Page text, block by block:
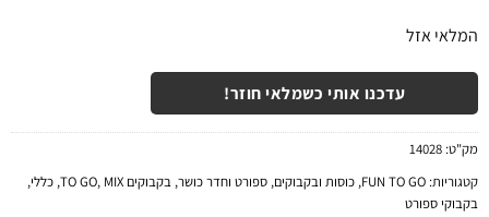
המלאי אזל
עדכנו אותי כשמלאי חוזר!
מק"ט:14028
קטגוריות:FUN TO GO
,כוסות ובקבוקים,ספורט וחדר כושר,בקבוקים TO GO ,MIX
,כללי,
בקבוקי ספורט